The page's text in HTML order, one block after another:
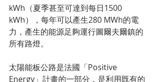
kWh（夏季甚至可達到每日1500
kWh），每年可以產生280 MWh的電
力，產生的能源足夠運行圖爾夫爾鎮的
所有路燈。
太陽能板公路是法國「Positive
Energy」計畫的一部分，是利用既有的